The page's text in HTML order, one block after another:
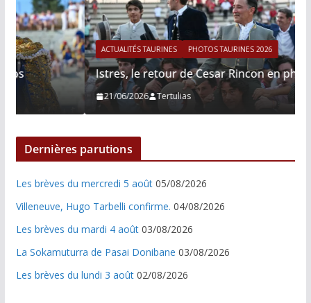
ACTUALITÉS TAURINES PHOTOS TAURINES 2026
Istres, le retour de Cesar Rincon en photos
21/06/2026 Tertulias
Dernières parutions
Les brèves du mercredi 5 août 05/08/2026
Villeneuve, Hugo Tarbelli confirme. 04/08/2026
Les brèves du mardi 4 août 03/08/2026
La Sokamuturra de Pasai Donibane 03/08/2026
Les brèves du lundi 3 août 02/08/2026